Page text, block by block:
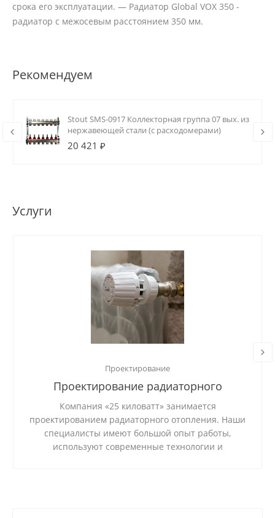
срока его эксплуатации. — Радиатор Global VOX 350 -
радиатор с межосевым расстоянием 350 мм.
Рекомендуем
Stout SMS-0917 Коллекторная группа 07 вых. из
нержавеющей стали (с расходомерами)
20 421 ₽
Услуги
Проектирование
Проектирование радиаторного
отопления
Компания «25 киловатт» занимается
проектированием радиаторного отопления. Наши
специалисты имеют большой опыт работы,
используют современные технологии и